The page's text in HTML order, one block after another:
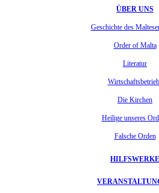
ÜBER UNS
Geschichte des
Order of Malta
Literatur
Die Kirchen
Heilige unseres
Falsche Orden
HILFSWERKE